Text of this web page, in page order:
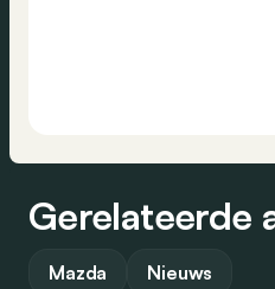
Gerelateerde
Mazda Nieuws